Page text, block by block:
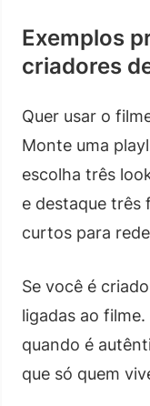
Exemplos
criadores
Quer usar o
Monte uma
escolha três
e destaque três
curtos para
Se você é
ligadas ao
quando é
que só quem